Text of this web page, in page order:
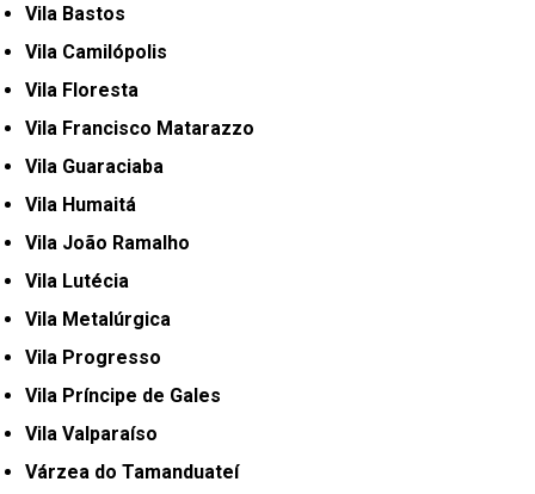
Vila Bastos
Vila Camilópolis
Vila Floresta
Vila Francisco Matarazzo
Vila Guaraciaba
Vila Humaitá
Vila João Ramalho
Vila Lutécia
Vila Metalúrgica
Vila Progresso
Vila Príncipe de Gales
Vila Valparaíso
Várzea do Tamanduateí